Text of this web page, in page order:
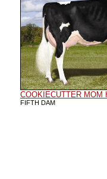
COOKIECUTTER MOM
FIFTH DAM